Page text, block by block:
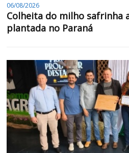
06/08/2026
Colheita do milho safrinha
plantada no Paraná